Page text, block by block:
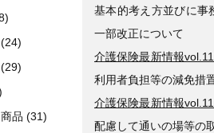
基本的考え方並びに事
一部改正について
介護保険最新情報
利用者負担等の減免措
介護保険最新情報
配慮して通いの場等の
品 (31)